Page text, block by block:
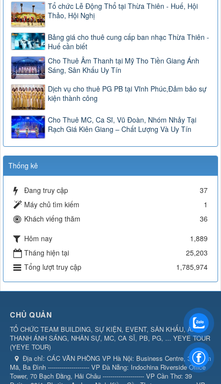
Tổ chức Lễ Động Thổ tại Thừa Thiên - Huế, Hội
Thảo, Hội Nghị
Bảng giá cho thuê cung cấp ban nhạc Thừa Thiên -
Huế cần biết
Cho Thuê Âm Thanh tại Mỹ Tho Tiền Giang Ánh
Sáng, Sân Khấu Uy Tín
Dịch vụ cho thuê PG PB tại Vĩnh Phúc,Đảm bảo sự
kiện thành công
Cho Thuê MC, Ca Sĩ, Vũ Đoàn, Nhóm Nhảy Tại
Rạch Giá Kiên Giang – Chất Lượng Và Uy Tín
Thống kê
Đang truy cập
37
Máy chủ tìm kiếm
1
Khách viếng thăm
36
Hôm nay
1,889
Tháng hiện tại
25,203
Tổng lượt truy cập
1,785,974
CHỦ QUẢN
TỔ CHỨC TEAM BUILDING, SỰ KIỆN, EVENT, SÂN KHẤU, ÂM
THANH ÁNH SÁNG, NHÂN SỰ, MC, CA SĨ, PB, PG, ... YEYE TOUR
(YEYE TOUR)
Địa chỉ: CÁC VĂN PHÒNG VP Hà Nội: Business Centre, 360 Kim
Mã, Ba Đình --------------------- VP Đà Nẵng: Indochina Riverside Office
Tower, 70 Bạch Đằng, Hải Châu --------------------- VP Cần Thơ: 39